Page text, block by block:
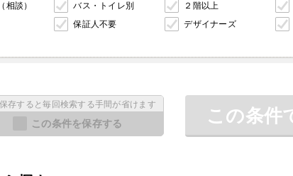
相談） バス・トイレ別 ２階以上
保証人不要 デザイナーズ
存すると毎回検索する手間が省けます
この条件を保存する この条件